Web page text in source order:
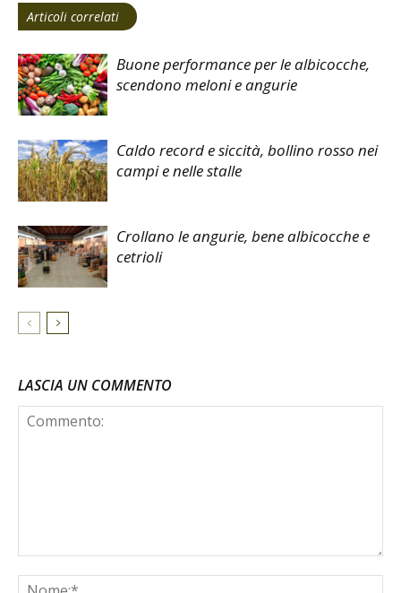
Articoli correlati
Buone performance per le albicocche,
scendono meloni e angurie
Caldo record e siccità, bollino rosso nei
campi e nelle stalle
Crollano le angurie, bene albicocche e
cetrioli
LASCIA UN COMMENTO